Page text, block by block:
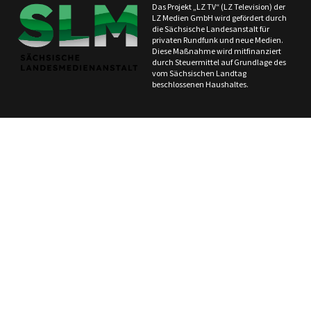
Das Projekt „LZ TV“ (LZ Television) der
LZ Medien GmbH wird gefördert durch
die Sächsische Landesanstalt für
privaten Rundfunk und neue Medien.
Diese Maßnahme wird mitfinanziert
durch Steuermittel auf Grundlage des
vom Sächsischen Landtag
beschlossenen Haushaltes.